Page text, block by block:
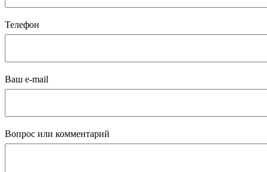
Телефон
Ваш e-mail
Вопрос или комментарий